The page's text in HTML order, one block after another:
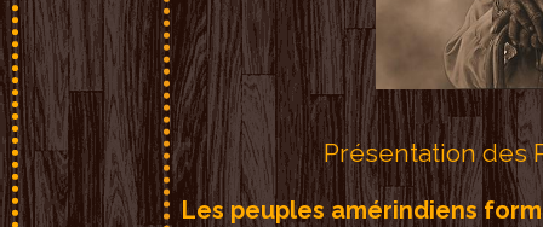
Présentation des
Les peuples amérindiens